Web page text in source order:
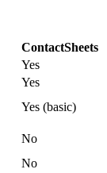
ContactSheets
Yes
Yes
Yes (basic)
No
No